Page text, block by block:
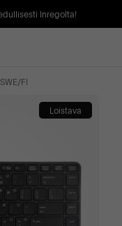
Inregolta!
FI
Loistava